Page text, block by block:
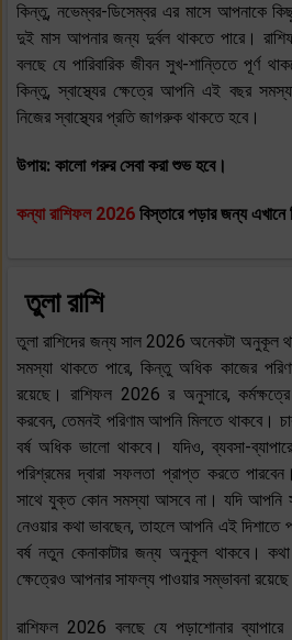
কিন্তু, নভেম্বর-ডিসেম্বর এর মাসে আপনাকে
দুই মাস আপনার জন্য দুর্বল থাকতে পারে।
বলছে যে পারিবারিক জীবন সুখ-শান্তিতে পূর্ণ
কিন্তু, স্বাস্থ্যের ক্ষেত্রে আপনি এই বছর
নিজের স্বাস্থ্যের প্রতি জাগরুক থাকতে হবে।
উপায়: কালো গরুর সেবা করা শুভ হবে।
কন্যারাশিফল 2026 বিস্তারে পড়ার জন্য
তুলা রাশি
তুলা রাশিদের জন্য সাল 2026 অনেকটা অনুকূল
সমস্যা থাকতে পারে, কিন্তু অধিক কাজের
রয়েছে। রাশিফল 2026 র অনুসারে,
করবেন, তেমনই পরিণাম আপনি মিলতে থাকবে।
বর্ষ অধিক ভালো থাকবে। যদিও, ব্যবসা-
পরিশ্রমের দ্বারা সফলতা প্রাপ্ত করতে
সাথে যুক্ত কোন সমস্যা আসবে না। যদি আপনি
নেওয়ার কথা ভাবছেন, তাহলে আপনি এই দিশাতে
বর্ষ নতুন কেনাকাটার জন্য অনুকূল থাকবে।
ক্ষেত্রেও আপনার সাফল্য পাওয়ার সম্ভাবনা
রাশিফল 2026 বলছে যে পড়াশোনার ব্যাপারে